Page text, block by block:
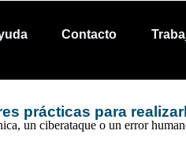
Contacto
prácticas para
un ciberataque o un error